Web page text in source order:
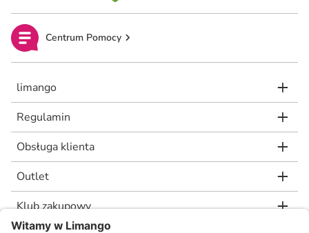
Centrum Pomocy
limango
Regulamin
Obsługa klienta
Outlet
Klub zakupowy